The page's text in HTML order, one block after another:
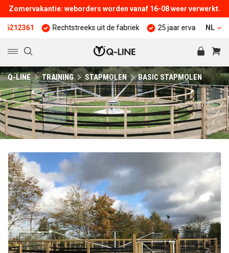
Zomervakantie: weborders worden vanaf 16-08 weer verwerkt.
Rechtstreeks uit de fabriek 25 jaar ervaring Kwaliteit en
NL
Q-LINE TRAINING STAPMOLEN BASIC STAPMOLEN